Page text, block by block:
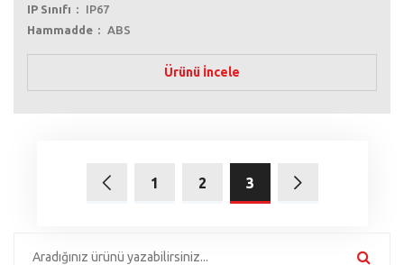
IP Sınıfı
IP67
Hammadde
ABS
Ürünü İncele
1 2 3